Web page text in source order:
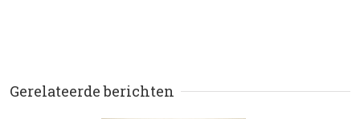
Gerelateerde berichten